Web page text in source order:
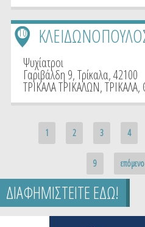
10
Ψυχίατροι
Γαριβάλδη 9, Τρίκαλα, 42100
ΤΡΙΚΑΛΑ ΤΡΙΚΑΛΩΝ,ΤΡΙΚΑΛΑ,
1 2 3 4
9
ΔΙΑΦΗΜΙΣΤΕΙΤΕ ΕΔΩ!